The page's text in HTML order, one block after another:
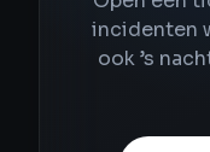
incidenten
ook ’s